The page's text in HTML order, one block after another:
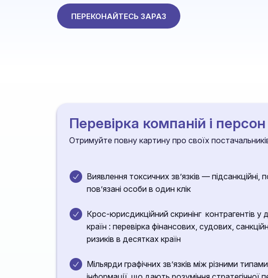
ПЕРЕКОНАЙТЕСЬ ЗАРАЗ
Перевірка компаній і персон
Отримуйте повну картину про своїх
Виявлення токсичних зв’язків — підсанкційні,
пов’язані особи в один клік
Крос-юрисдикційний скринінг контрагентів у
країн : перевірка фінансових, судових,
ризиків в десятках країн
Мільярди графічних звʼязків між різними типами